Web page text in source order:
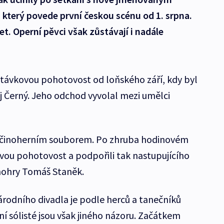
povede první českou scénu od 1. srpna.
Operní pěvci však zůstávají i nadále
pohotovost od loňského září, kdy byl
Jeho odchod vyvolal mezi umělci
souborem. Po zhruba hodinovém
pohotovost a podpořili tak nastupujícího
Tomáš Staněk.
divadla je podle herců a tanečníků
sólisté jsou však jiného názoru. Začátkem